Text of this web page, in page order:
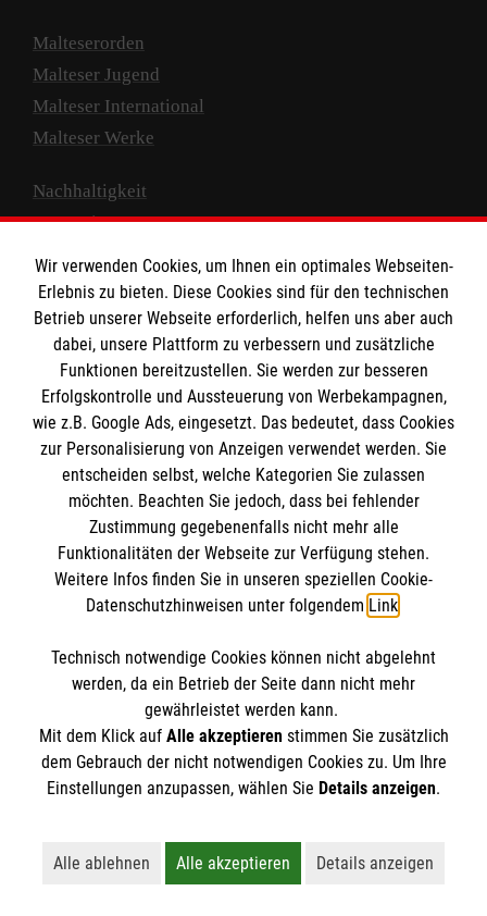
Malteserorden
Malteser Jugend
Malteser International
Malteser Werke
Nachhaltigkeit
Prävention
Compliance
Transparenz
Spenden und Helfen
Spendenkonto
Empfänger: Malteser Hilfsdienst e.V.
IBAN: DE10 3706 0120 1201 2000 12
BIC: GENODED 1PA7
Newsletter abonnieren
Cookies verwalten Impressum | Datenschutz
Wir verwenden Cookies, um Ihnen ein optimales Webseiten-
Erlebnis zu bieten. Diese Cookies sind für den technischen
Betrieb unserer Webseite erforderlich, helfen uns aber auch
dabei, unsere Plattform zu verbessern und zusätzliche
Funktionen bereitzustellen. Sie werden zur besseren
Erfolgskontrolle und Aussteuerung von Werbekampagnen,
wie z.B. Google Ads, eingesetzt. Das bedeutet, dass Cookies
zur Personalisierung von Anzeigen verwendet werden. Sie
entscheiden selbst, welche Kategorien Sie zulassen
möchten. Beachten Sie jedoch, dass bei fehlender
Zustimmung gegebenenfalls nicht mehr alle
Funktionalitäten der Webseite zur Verfügung stehen.
Weitere Infos finden Sie in unseren speziellen Cookie-
Datenschutzhinweisen unter folgendem Link.
Technisch notwendige Cookies können nicht abgelehnt
werden, da ein Betrieb der Seite dann nicht mehr
gewährleistet werden kann.
Mit dem Klick auf Alle akzeptierenstimmen Sie zusätzlich
dem Gebrauch der nicht notwendigen Cookies zu. Um Ihre
Einstellungen anzupassen, wählen Sie Details anzeigen.
Alle ablehnen
Lehnt alle nicht-essentiellen Cookies ab
Alle akzeptieren
Akzeptiert alle Cookies
Details anzeigen